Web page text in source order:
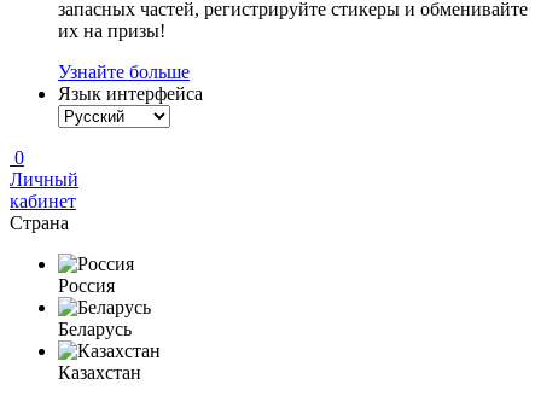
запасных частей, регистрируйте стикеры и обменивайте
их на призы!
Узнайте больше
Язык интерфейса
0
Личный
кабинет
Страна
Россия
Беларусь
Казахстан